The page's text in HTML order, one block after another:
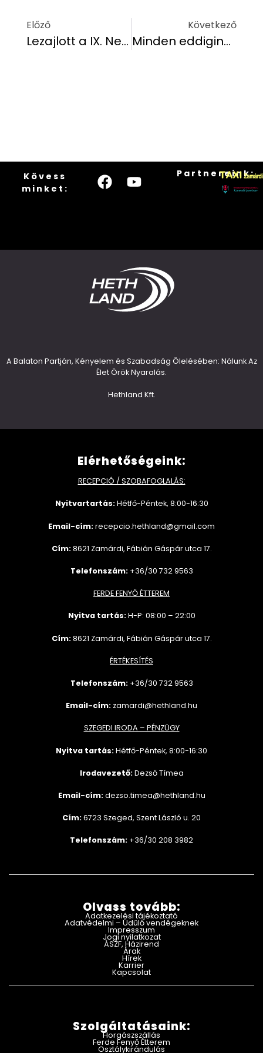
Előző
Lezajlott a IX. Nemzetközi Hethland Balatoni Feeder Kupa, íme az eredmények és temérdek fotó!
Következő
Minden eddiginél sikeresebb és rekordokban gazdag versenyt zárt a IX. Nemzetközi Hethland Balatoni Feeder Kupa!
Kövess
minket:
Partnereink:
A Balaton Partján, Kényelem és Szabadság Ölelésében: Nálunk Az
Élet Örök Nyaralás.
Hethland Kft.
Elérhetőségeink:
RECEPCIÓ / SZOBAFOGLALÁS:
Nyitvartartás:Hétfő-Péntek, 8:00-16:30
Email-cím:recepcio.hethland@gmail.com
Cím:8621 Zamárdi, Fábián Gáspár utca 17.
Telefonszám: +36/30 732 9563
FERDE FENYŐ ÉTTEREM
Nyitva tartás:H-P: 08:00 – 22:00
Cím:8621 Zamárdi, Fábián Gáspár utca 17.
ÉRTÉKESÍTÉS
Telefonszám: +36/30 7329563
Email-cím: zamardi@hethland.hu
SZEGEDI IRODA – PÉNZÜGY
Nyitva tartás:Hétfő-Péntek, 8:00-16:30
Irodavezető:Dezső Tímea
Email-cím: dezso.timea@hethland.hu
Cím:6723 Szeged, Szent László u. 20
Telefonszám: +36/30 208 3982
Olvass tovább:
Adatkezelési tájékoztató
Adatvédelmi – Üdülő vendégeknek
Impresszum
Jogi nyilatkozat
ÁSZF, Házirend
Árak
Hírek
Karrier
Kapcsolat
Szolgáltatásaink:
Horgászszállás
Ferde Fenyő Étterem
Osztálykirándulás